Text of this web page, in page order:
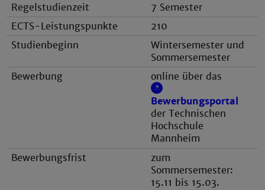
Regelstudienzeit
7 Semester
ECTS-Leistungspunkte
210
Studienbeginn
Wintersemester und
Sommersemester
Bewerbung
online über das
Bewerbungsportal
der Technischen
Hochschule
Mannheim
Bewerbungsfrist
zum
Sommersemester:
15.11 bis 15.03.